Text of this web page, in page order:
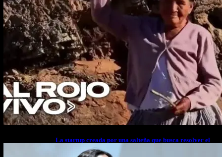
La startup creada por una salteña que busca resolver el
estrés financiero en Latinoamérica